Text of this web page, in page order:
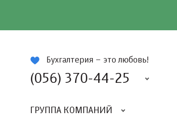
Бухгалтерия – это любовь!
(056) 370-44-25
ГРУППА КОМПАНИЙ